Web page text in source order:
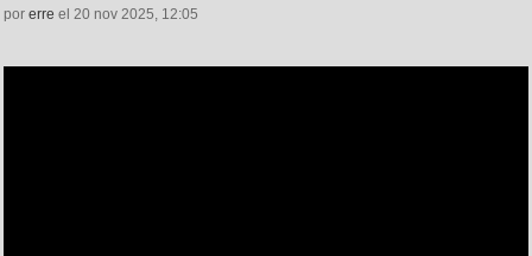
por erre el 20 nov 2025, 12:05